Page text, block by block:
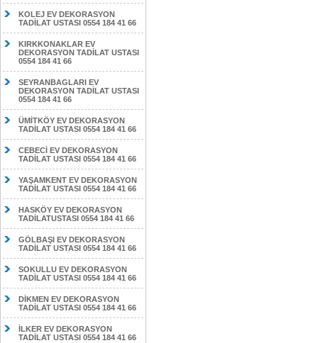
KOLEJ EV DEKORASYON
TADİLAT USTASI 0554 184 41 66
KIRKKONAKLAR EV
DEKORASYON TADİLAT USTASI
0554 184 41 66
SEYRANBAGLARI EV
DEKORASYON TADİLAT USTASI
0554 184 41 66
ÜMİTKÖY EV DEKORASYON
TADİLAT USTASI 0554 184 41 66
CEBECİ EV DEKORASYON
TADİLAT USTASI 0554 184 41 66
YAŞAMKENT EV DEKORASYON
TADİLAT USTASI 0554 184 41 66
HASKÖY EV DEKORASYON
TADİLATUSTASI 0554 184 41 66
GÖLBAŞI EV DEKORASYON
TADİLAT USTASI 0554 184 41 66
SOKULLU EV DEKORASYON
TADİLAT USTASI 0554 184 41 66
DİKMEN EV DEKORASYON
TADİLAT USTASI 0554 184 41 66
İLKER EV DEKORASYON
TADİLAT USTASI 0554 184 41 66